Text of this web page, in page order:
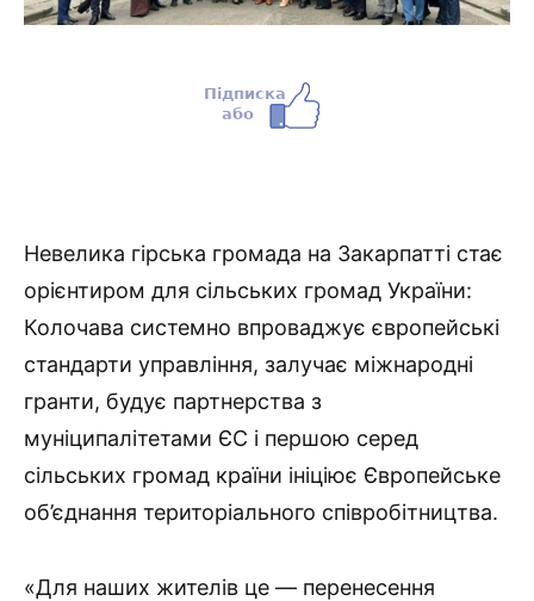
Невелика гірська громада на Закарпатті стає
орієнтиром для сільських громад України:
Колочава системно впроваджує європейські
стандарти управління, залучає міжнародні
гранти, будує партнерства з
муніципалітетами ЄС і першою серед
сільських громад країни ініціює Європейське
об’єднання територіального співробітництва.
«Для наших жителів це — перенесення